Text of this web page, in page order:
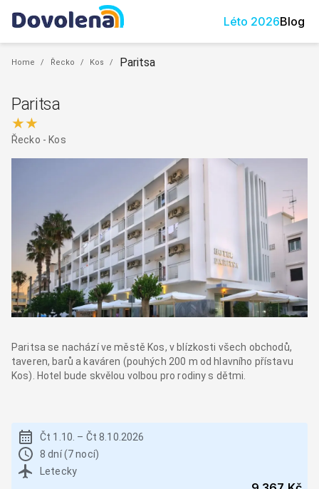
Léto 2026Blog
Home / Řecko / Kos / Paritsa
Paritsa
★★
Řecko - Kos
Paritsa se nachází ve městě Kos, v blízkosti všech obchodů,
taveren, barů a kaváren (pouhých 200 m od hlavního přístavu
Kos). Hotel bude skvělou volbou pro rodiny s dětmi.
Čt 1.10. – Čt 8.10.2026
8 dní (7 nocí)
Letecky